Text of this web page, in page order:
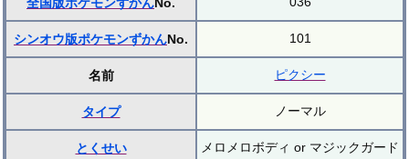
全国版ポケモンずかんNo.
シンオウ版ポケモンずかんNo. 101
名前 ピクシー
タイプ ノーマル
とくせい メロメロボディ or マジックガード